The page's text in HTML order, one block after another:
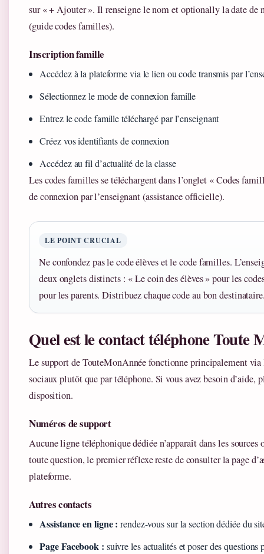
sur « + Ajouter ». Il renseigne le nom et optionally la date de
(guide codes familles).
Inscription famille
Accédez à la plateforme via le lien ou code transmis par
Sélectionnez le mode de connexion famille
Entrez le code famille téléchargé par l’enseignant
Créez vos identifiants de connexion
Accédez au fil d’actualité de la classe
Les codes familles se téléchargent dans l’onglet « Codes
de connexion par l’enseignant (assistance officielle).
LE POINT CRUCIAL
Ne confondez pas le code élèves et le code familles.
deux onglets distincts : « Le coin des élèves » pour les
pour les parents. Distribuez chaque code au bon
Quel est le contact téléphone Toute
Le support de TouteMonAnnée fonctionne principalement via
sociaux plutôt que par téléphone. Si vous avez besoin d’aide,
disposition.
Numéros de support
Aucune ligne téléphonique dédiée n’apparaît dans les
toute question, le premier réflexe reste de consulter la page
plateforme.
Autres contacts
Assistance en ligne : rendez-vous sur la section dédiée du
Page Facebook : suivre les actualités et poser des questions